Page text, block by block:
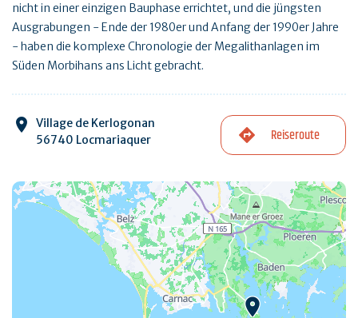
nicht in einer einzigen Bauphase errichtet, und die jüngsten
Ausgrabungen - Ende der 1980er und Anfang der 1990er Jahre
- haben die komplexe Chronologie der Megalithanlagen im
Süden Morbihans ans Licht gebracht.
Village de Kerlogonan
56740 Locmariaquer
Reiseroute